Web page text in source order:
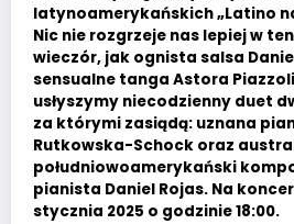
latynoamerykańskich „Latino
Nic nie rozgrzeje nas lepiej w
wieczór, jak ognista salsa
sensualne tanga Astora
usłyszymy niecodzienny duet
za którymi zasiądą: uznana
Rutkowska-Schock oraz
południowoamerykański
pianista Daniel Rojas. Na
stycznia 2025 o godzinie 18:00.